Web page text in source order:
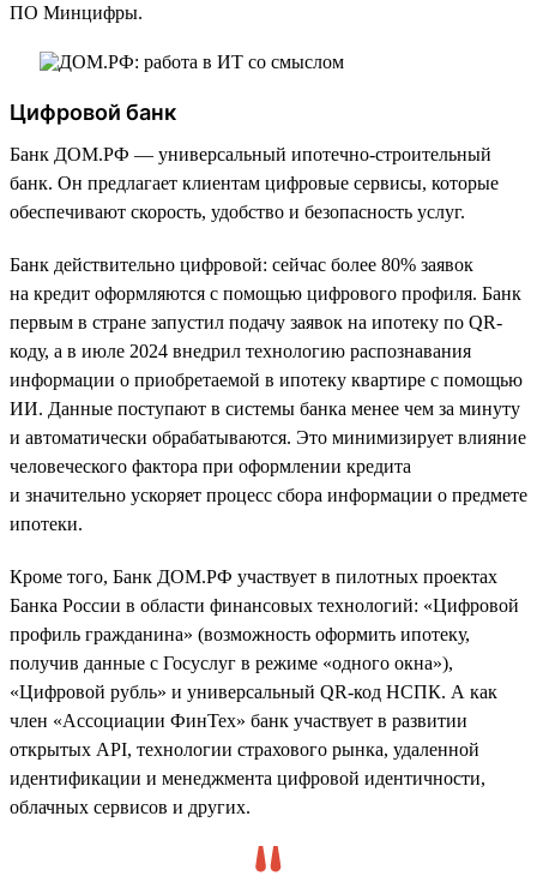
ПО Минцифры.
Цифровой банк
Банк ДОМ.РФ — универсальный ипотечно-строительный
банк. Он предлагает клиентам цифровые сервисы, которые
обеспечивают скорость, удобство и безопасность услуг.
Банк действительно цифровой: сейчас более 80% заявок
на кредит оформляются с помощью цифрового профиля. Банк
первым в стране запустил подачу заявок на ипотеку по QR-
коду, а в июле 2024 внедрил технологию распознавания
информации о приобретаемой в ипотеку квартире с помощью
ИИ. Данные поступают в системы банка менее чем за минуту
и автоматически обрабатываются. Это минимизирует влияние
человеческого фактора при оформлении кредита
и значительно ускоряет процесс сбора информации о предмете
ипотеки.
Кроме того, Банк ДОМ.РФ участвует в пилотных проектах
Банка России в области финансовых технологий: «Цифровой
профиль гражданина» (возможность оформить ипотеку,
получив данные с Госуслуг в режиме «одного окна»),
«Цифровой рубль» и универсальный QR-код НСПК. А как
член «Ассоциации ФинТех» банк участвует в развитии
открытых API, технологии страхового рынка, удаленной
идентификации и менеджмента цифровой идентичности,
облачных сервисов и других.